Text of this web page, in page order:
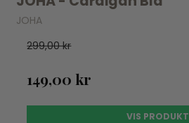
JOHA
299,00 kr
149,00 kr
VIS PRODUKT